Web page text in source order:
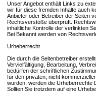
Unser Angebot enthält Links zu
wir für diese fremden Inhalte auch
Anbieter oder Betreiber der Seiten
Rechtsverstöße überprüft.
inhaltliche Kontrolle der verlinkten
Bei Bekannt werden von
Urheberrecht
Die durch die Seitenbetreiber
Vervielfältigung, Bearbeitung,
bedürfen der schriftlichen
für den privaten, nicht
wurden, werden die Urheberrechte
Sollten Sie trotzdem auf eine